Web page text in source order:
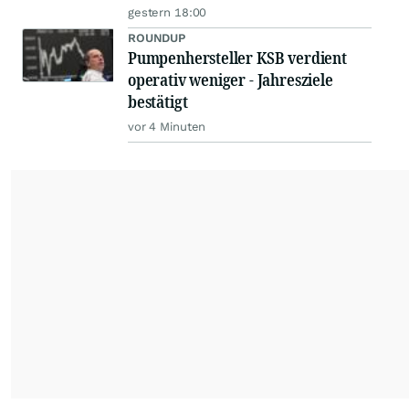
gestern 18:00
ROUNDUP
Pumpenhersteller KSB verdient
operativ weniger - Jahresziele
bestätigt
vor 4 Minuten